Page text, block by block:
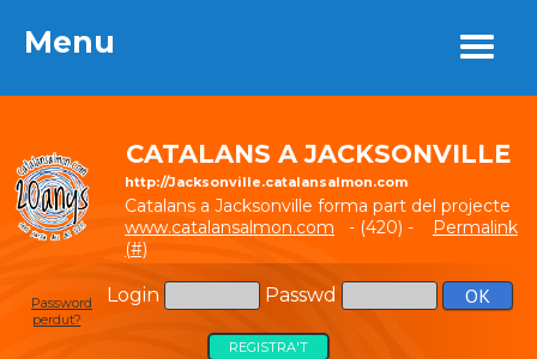
Menu
CATALANS A JACKSONVILLE
http://Jacksonville.catalansalmon.com
Catalans a Jacksonville forma part del projecte
www.catalansalmon.com - (420) - Permalink
(#)
Login Passwd
Password
perdut?
REGISTRA'T
Menu